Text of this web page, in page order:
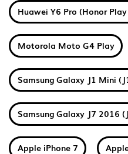
Huawei Y6 Pro (Honor
Motorola Moto G4 Play
Samsung Galaxy J1 Mini
Samsung Galaxy J7 2016
Apple iPhone 7